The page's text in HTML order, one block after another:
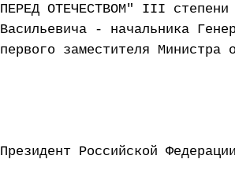
ПЕРЕД ОТЕЧЕСТВОМ" III степени
Васильевича - начальника
первого заместителя Министра
Президент